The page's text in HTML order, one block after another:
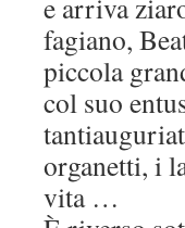
e arriva
fagiano,
piccola
col suo
organetti, i
vita …